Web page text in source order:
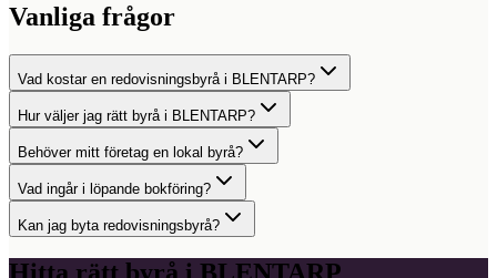
Vanliga frågor
Vad kostar en redovisningsbyrå i BLENTARP?
Hur väljer jag rätt byrå i BLENTARP?
Behöver mitt företag en lokal byrå?
Vad ingår i löpande bokföring?
Kan jag byta redovisningsbyrå?